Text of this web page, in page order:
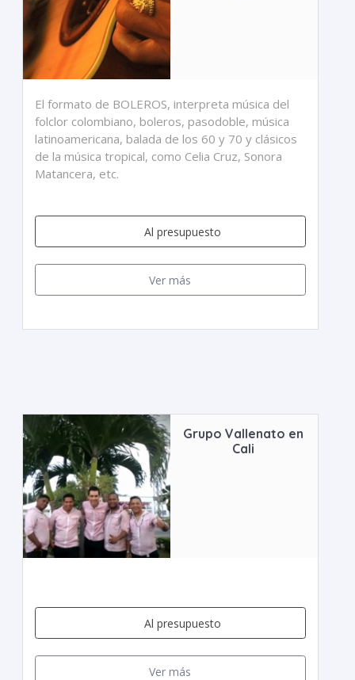
El formato de BOLEROS, interpreta música del
folclor colombiano, boleros, pasodoble, música
latinoamericana, balada de los 60 y 70 y clásicos
de la música tropical, como Celia Cruz, Sonora
Matancera, etc.
Al presupuesto
Ver más
Grupo Vallenato en
Cali
Al presupuesto
Ver más